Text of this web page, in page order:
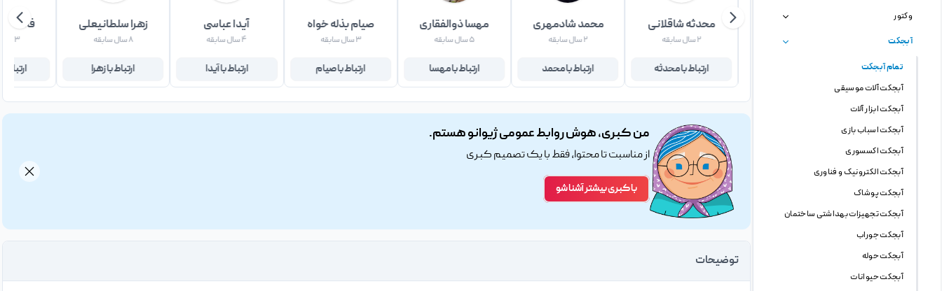
وکتور
آبجکت
تمام آبجکت
آبجکت آلات موسیقی
آبجکت ابزار آلات
آبجکت اسباب بازی
آبجکت اکسسوری
آبجکت الکترونیک و فناوری
آبجکت پوشاک
آبجکت تجهیزات بهداشتی ساختمان
آبجکت جوراب
آبجکت حوله
آبجکت حیوانات
محدثه شاقلانی
۲ سال سابقه
ارتباط با محدثه
محمد شادمهری
۲ سال سابقه
ارتباط با محمد
مهسا ذوالفقاری
۵ سال سابقه
ارتباط با مهسا
صیام بذله خواه
۳ سال سابقه
ارتباط با صیام
آیدا عباسی
۴ سال سابقه
ارتباط با آیدا
زهرا سلطانیعلی
۸ سال سابقه
ارتباط با زهرا
فاطمه
۳ سال سابقه
ارتباط
من کبری، هوش روابط عمومی ژیوانو هستم.
از مناسبت تا محتوا، فقط با یک تصمیم کبری
با کبری بیشتر آشنا شو
توضیحات